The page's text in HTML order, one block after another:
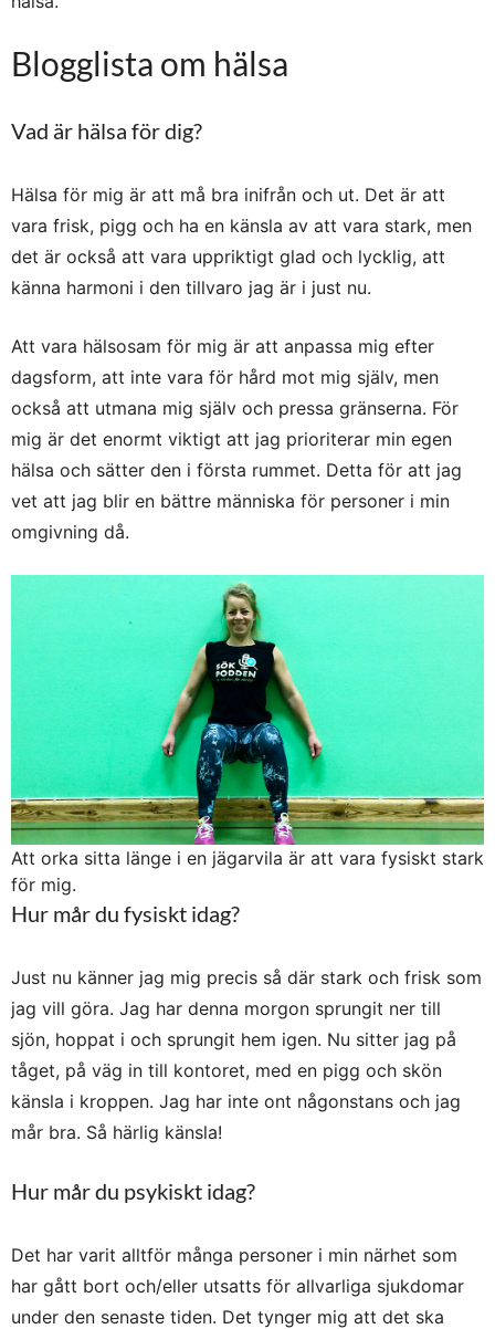
Blogglista om hälsa
Vad är hälsa för dig?
Hälsa för mig är att må bra inifrån och ut. Det är att
vara frisk, pigg och ha en känsla av att vara stark, men
det är också att vara uppriktigt glad och lycklig, att
känna harmoni i den tillvaro jag är i just nu.
Att vara hälsosam för mig är att anpassa mig efter
dagsform, att inte vara för hård mot mig själv, men
också att utmana mig själv och pressa gränserna. För
mig är det enormt viktigt att jag prioriterar min egen
hälsa och sätter den i första rummet. Detta för att jag
vet att jag blir en bättre människa för personer i min
omgivning då.
Att orka sitta länge i en jägarvila är att vara fysiskt stark
för mig.
Hur mår du fysiskt idag?
Just nu känner jag mig precis så där stark och frisk som
jag vill göra. Jag har denna morgon sprungit ner till
sjön, hoppat i och sprungit hem igen. Nu sitter jag på
tåget, på väg in till kontoret, med en pigg och skön
känsla i kroppen. Jag har inte ont någonstans och jag
mår bra. Så härlig känsla!
Hur mår du psykiskt idag?
Det har varit alltför många personer i min närhet som
har gått bort och/eller utsatts för allvarliga sjukdomar
under den senaste tiden. Det tynger mig att det ska